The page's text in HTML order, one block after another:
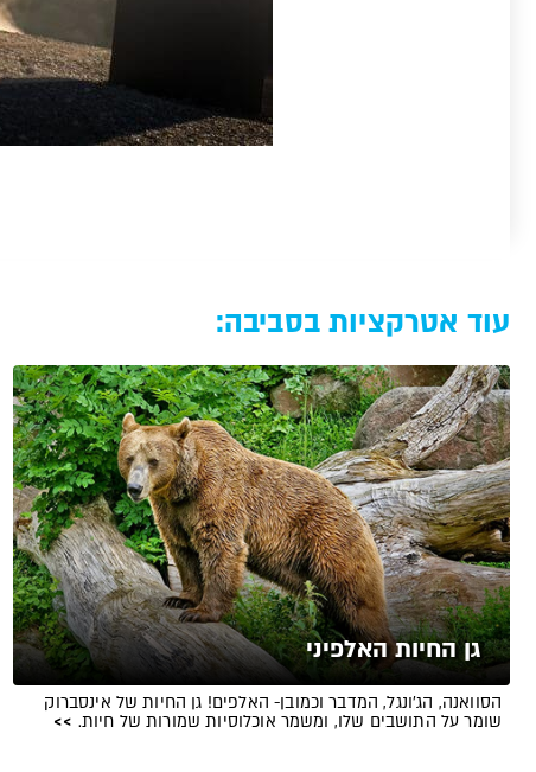
עוד אטרקציות בסביבה:
גן החיות האלפיני
הסוואנה, הג'ונגל, המדבר וכמובן- האלפים! גן החיות של אינסברוק
שומר על התושבים שלו, ומשמר אוכלוסיות שמורות של חיות. >>